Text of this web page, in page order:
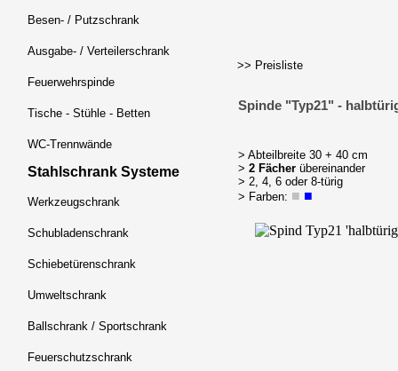
>> Preisliste
> Abteilbreite 30 + 40 cm
> 2 Fächer übereinander
> 2, 4, 6 oder 8-türig
> Farben: ■ ■
Spinde "Typ21" -
Besen- / Putzschrank
Ausgabe- / Verteilerschrank
Feuerwehrspinde
Tische - Stühle - Betten
WC-Trennwände
Stahlschrank Systeme
Werkzeugschrank
Schubladenschrank
Schiebetürenschrank
Umweltschrank
Ballschrank / Sportschrank
Feuerschutzschrank